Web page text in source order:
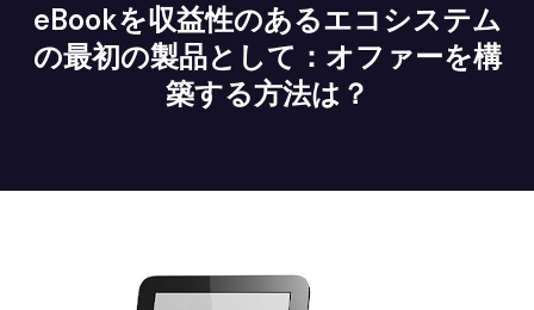
eBookを収益性のあるエコシステム
の最初の製品として：オファーを構
築する方法は？